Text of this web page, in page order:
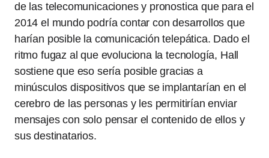
de las telecomunicaciones y pronostica que para el
2014 el mundo podría contar con desarrollos que
harían posible la comunicación telepática. Dado el
ritmo fugaz al que evoluciona la tecnología, Hall
sostiene que eso sería posible gracias a
minúsculos dispositivos que se implantarían en el
cerebro de las personas y les permitirían enviar
mensajes con solo pensar el contenido de ellos y
sus destinatarios.